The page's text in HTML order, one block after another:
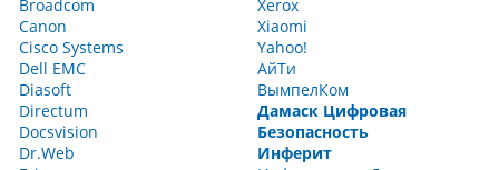
Broadcom
Canon
Cisco Systems
Dell EMC
Diasoft
Directum
Docsvision
Dr.Web
Xerox
Xiaomi
Yahoo!
АйТи
ВымпелКом
Дамаск Цифровая
Безопасность
Инферит